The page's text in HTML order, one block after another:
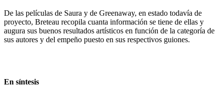
De las películas de Saura y de Greenaway, en estado todavía de
proyecto, Breteau recopila cuanta información se tiene de ellas y
augura sus buenos resultados artísticos en función de la categoría de
sus autores y del empeño puesto en sus respectivos guiones.
En síntesis